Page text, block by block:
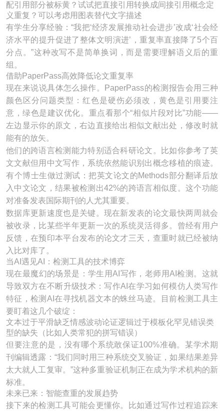
配引用部分被标黄？试试把直接引用转换成间接引用概念定
义重复？可以考虑用图表替代文字描述
有学生分享经验：“我把‘经济发展推动社会进步’改成‘社会经
济水平的提升促进了整体文明演进’，重复率直接降了5个百
分点。”这种改写不是简单换词，而是需要理解语义后的重
组。
借助PaperPass高效降低论文重复率
现在来说说具体怎么操作。PaperPass的检测报告会用三种
颜色区分问题类型：红色是硬伤必须改，黄色是引用要注
意，绿色是建议优化。重点看那个“相似片段对比”功能——
左边显示你的原文，右边直接给出相似文献出处，修改时就
能有的放矢。
他们的跨语言检测能力特别适合科研论文。比如你参考了英
文文献但用中文写作，系统依然能识别出概念移植的痕迹。
有个博士生做过测试：把英文论文的Methods部分翻译后放
入中文论文，结果被检测出42%的跨语言相似度。这个功能
对准备发表国际期刊的人尤其重要。
数据库更新速度也是关键。现在新发表的论文最快两周就会
被收录，比某些半年更新一次的系统灵活得多。曾经有用户
反馈，在预印本平台发布的论文才三天，查重时就已经被纳
入比对库了。
当AI遇见AI：检测工具的技术博弈
现在最魔幻的场景是：学生用AI写作，老师用AI检测。这就
导致双方在不断升级技术：写作AI在学习如何模仿人类写作
特征，检测AI在寻找机器文本的蛛丝马迹。目前检测工具主
要盯着这几个破绽：
文本过于平滑缺乏情感波动论证逻辑过于模板化罕见错误类
型的缺失（比如人类常犯的拼写错误）
但要注意的是，没有哪个系统敢保证100%准确。某学术期
刊编辑透露：“我们同时用三种系统交叉验证，如果结果差异
太大就人工复审。”这种多重验证机制正在成为学术机构的新
标准。
未来已来：智能查重的发展趋势
接下来的检测工具可能会更懂你。比如通过写作过程追踪来